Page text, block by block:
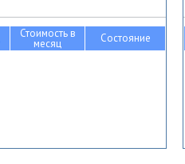
Стоимость в
месяц Состояние